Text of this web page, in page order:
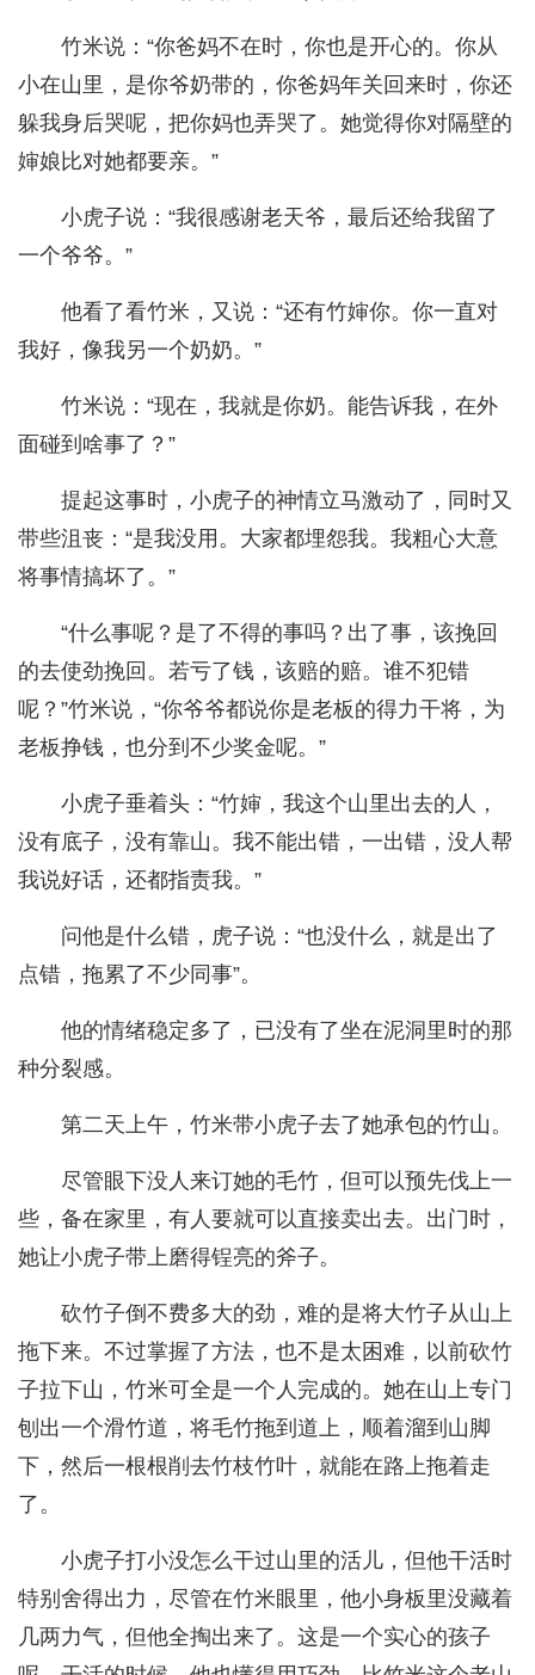
竹米说：“你爸妈不在时，你也是开心的。你从
小在山里，是你爷奶带的，你爸妈年关回来时，你还
躲我身后哭呢，把你妈也弄哭了。她觉得你对隔壁的
婶娘比对她都要亲。”
小虎子说：“我很感谢老天爷，最后还给我留了
一个爷爷。”
他看了看竹米，又说：“还有竹婶你。你一直对
我好，像我另一个奶奶。”
竹米说：“现在，我就是你奶。能告诉我，在外
面碰到啥事了？”
提起这事时，小虎子的神情立马激动了，同时又
带些沮丧：“是我没用。大家都埋怨我。我粗心大意
将事情搞坏了。”
“什么事呢？是了不得的事吗？出了事，该挽回
的去使劲挽回。若亏了钱，该赔的赔。谁不犯错
呢？”竹米说，“你爷爷都说你是老板的得力干将，为
老板挣钱，也分到不少奖金呢。”
小虎子垂着头：“竹婶，我这个山里出去的人，
没有底子，没有靠山。我不能出错，一出错，没人帮
我说好话，还都指责我。”
问他是什么错，虎子说：“也没什么，就是出了
点错，拖累了不少同事”。
他的情绪稳定多了，已没有了坐在泥洞里时的那
种分裂感。
第二天上午，竹米带小虎子去了她承包的竹山。
尽管眼下没人来订她的毛竹，但可以预先伐上一
些，备在家里，有人要就可以直接卖出去。出门时，
她让小虎子带上磨得锃亮的斧子。
砍竹子倒不费多大的劲，难的是将大竹子从山上
拖下来。不过掌握了方法，也不是太困难，以前砍竹
子拉下山，竹米可全是一个人完成的。她在山上专门
刨出一个滑竹道，将毛竹拖到道上，顺着溜到山脚
下，然后一根根削去竹枝竹叶，就能在路上拖着走
了。
小虎子打小没怎么干过山里的活儿，但他干活时
特别舍得出力，尽管在竹米眼里，他小身板里没藏着
几两力气，但他全掏出来了。这是一个实心的孩子